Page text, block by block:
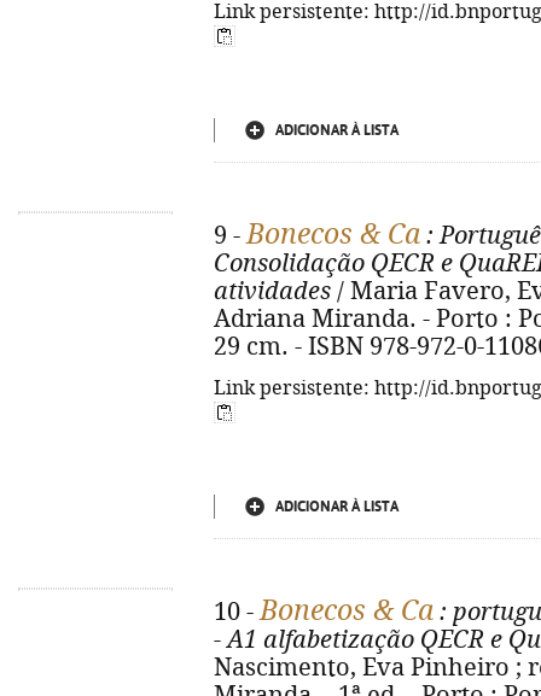
Link persistente: http://
ADICIONAR À LISTA
9 -Bonecos & Ca :
Consolidação QECR e
atividades / Maria Favero,
Adriana Miranda. - Porto :
29 cm. - ISBN 978-972-0-
Link persistente: http://
ADICIONAR À LISTA
10 -Bonecos & Ca :
- A1 alfabetização QECR e
Nascimento, Eva Pinheiro ;